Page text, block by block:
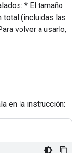
* El tamaño
total (incluidas las
volver a usarlo,
en la instrucción: